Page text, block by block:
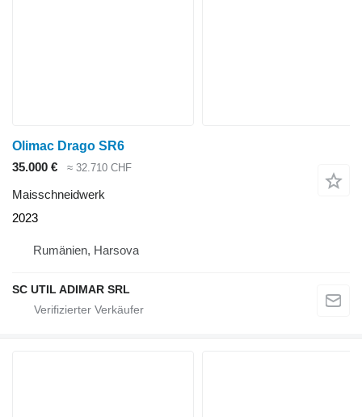
Olimac Drago SR6
35.000 €
≈ 32.710 CHF
Maisschneidwerk
2023
Rumänien, Harsova
SC UTIL ADIMAR SRL